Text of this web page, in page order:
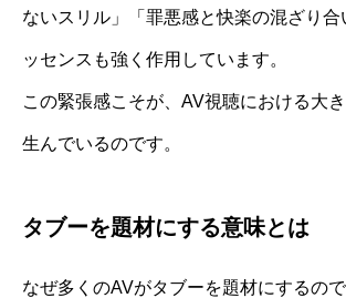
ないスリル」「罪悪感と快楽の混ざり合
ッセンスも強く作用しています。
この緊張感こそが、AV視聴における大
生んでいるのです。
タブーを題材にする意味とは
なぜ多くのAVがタブーを題材にするので